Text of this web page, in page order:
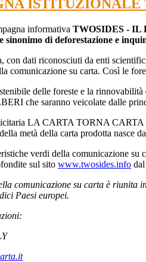
ISTITUZIONALE
informativa TWOSIDES - IL
sinonimo di deforestazione e
dati riconosciuti da enti
comunicazione su carta. Così le
delle foreste e la
che saranno veicolate dalle
LA CARTA TORNA CARTA
metà della carta prodotta nasce
verdi della
sul sito www.twosides.info
comunicazione su carta è riunita
Paesi europei.